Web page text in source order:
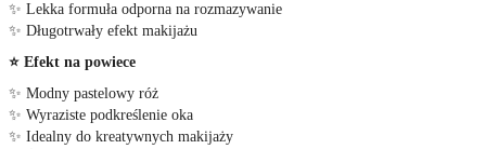
✨ Lekka formuła odporna na rozmazywanie
✨ Długotrwały efekt makijażu
⭐ Efekt na powiece
✨ Modny pastelowy róż
✨ Wyraziste podkreślenie oka
✨ Idealny do kreatywnych makijaży